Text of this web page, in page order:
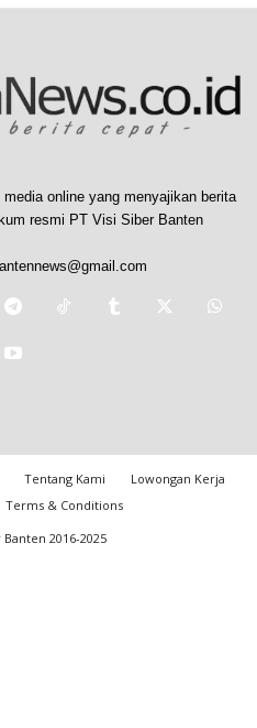
online yang menyajikan berita
resmi PT Visi Siber Banten
Tentang Kami
Lowongan Kerja
Terms & Conditions
2016-2025